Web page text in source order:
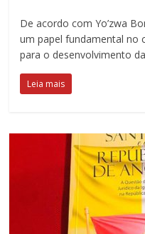
De acordo com Yo’zwa
um papel fundamental no
para o desenvolvimento da
Leia mais